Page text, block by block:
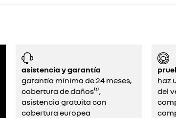
asistencia y garantía
garantía mínima de 24 meses,
cobertura de daños⁽¹⁾,
asistencia gratuita con
cobertura europea
haz
del